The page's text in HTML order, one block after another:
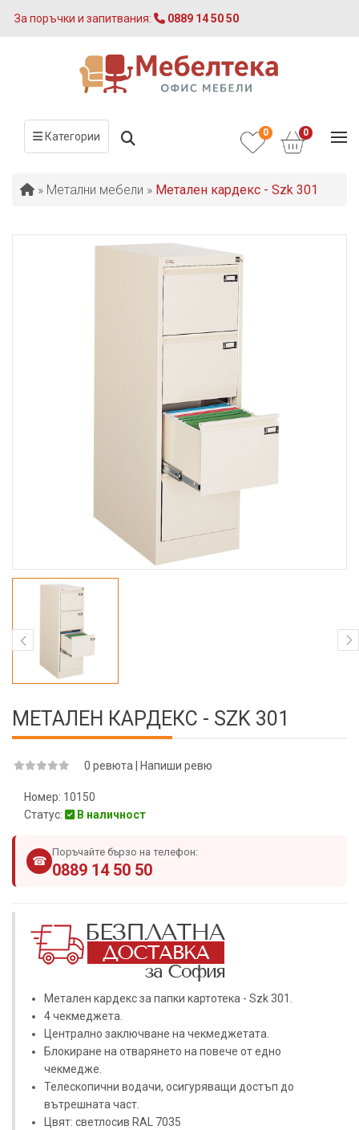
За поръчки и запитвания: 0889 14 50 50
0
0
Категории
» Метални мебели » Метален кардекс - Szk 301
МЕТАЛЕН КАРДЕКС - SZK 301
0 ревюта Напиши ревю
Номер: 10150
Статус:
В наличност
☎
Поръчайте бързо на телефон:
0889 14 50 50
Метален кардекс за папки картотека - Szk 301.
4 чекмеджета.
Централно заключване на чекмеджетата.
Блокиране на отварянето на повече от едно
чекмедже.
Телескопични водачи, осигуряващи достъп до
вътрешната част.
Цвят: светлосив RAL 7035